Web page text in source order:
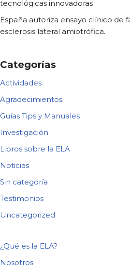
tecnológicas innovadoras
España autoriza ensayo clínico de
esclerosis lateral amiotrófica.
Categorías
Actividades
Agradecimientos
Guías Tips y Manuales
Investigación
Libros sobre la ELA
Noticias
Sin categoría
Testimonios
Uncategorized
¿Qué es la ELA?
Nosotros